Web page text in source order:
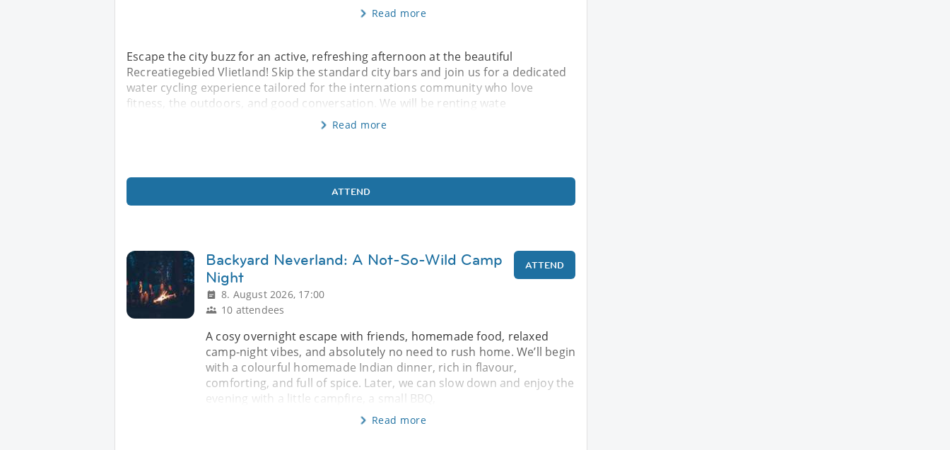
Read more
Escape the city buzz for an active, refreshing afternoon at the beautiful
Recreatiegebied Vlietland! Skip the standard city bars and join us for a dedicated
water cycling experience tailored for the internations community who love
fitness, the outdoors, and good conversation. We will be renting wate
Read more
ATTEND
Backyard Neverland: A Not-So-Wild Camp
Night
8. August 2026, 17:00
10 attendees
ATTEND
A cosy overnight escape with friends, homemade food, relaxed
camp-night vibes, and absolutely no need to rush home. We’ll begin
with a colourful homemade Indian dinner, rich in flavour,
comforting, and full of spice. Later, we can slow down and enjoy the
evening with a little campfire, a small BBQ,
Read more